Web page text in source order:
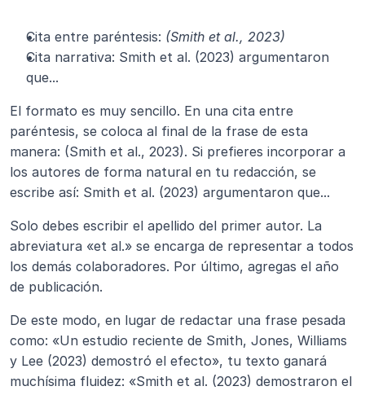
Cita entre paréntesis: (Smith et al., 2023)
Cita narrativa: Smith et al. (2023) argumentaron
que...
El formato es muy sencillo. En una cita entre
paréntesis, se coloca al final de la frase de esta
manera: (Smith et al., 2023). Si prefieres incorporar a
los autores de forma natural en tu redacción, se
escribe así: Smith et al. (2023) argumentaron que...
Solo debes escribir el apellido del primer autor. La
abreviatura «et al.» se encarga de representar a todos
los demás colaboradores. Por último, agregas el año
de publicación.
De este modo, en lugar de redactar una frase pesada
como: «Un estudio reciente de Smith, Jones, Williams
y Lee (2023) demostró el efecto», tu texto ganará
muchísima fluidez: «Smith et al. (2023) demostraron el